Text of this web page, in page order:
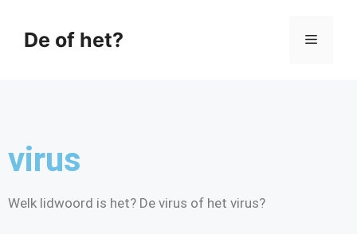
De of het?
virus
Welk lidwoord is het? De virus of het virus?